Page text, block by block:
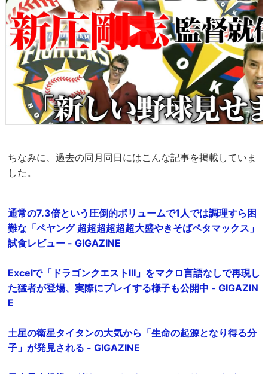
ちなみに、過去の同月同日にはこんな記事を掲載していま
した。
通常の7.3倍という圧倒的ボリュームで1人では調理すら困
難な「ペヤング 超超超超超超大盛やきそばペタマックス」
試食レビュー - GIGAZINE
Excelで「ドラゴンクエストIII」をマクロ言語なしで再現し
た猛者が登場、実際にプレイする様子も公開中 - GIGAZIN
E
土星の衛星タイタンの大気から「生命の起源となり得る分
子」が発見される - GIGAZINE